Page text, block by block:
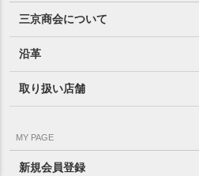
三京商会について
沿革
取り扱い店舗
MY PAGE
新規会員登録